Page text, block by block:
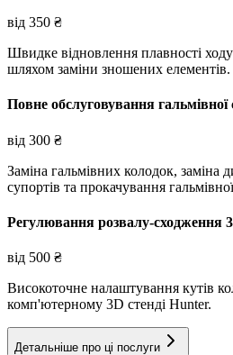
від 350 ₴
Швидке відновлення плавності ходу
шляхом заміни зношених елементів.
Повне обслуговування гальмівної
від 300 ₴
Заміна гальмівних колодок, заміна
супортів та прокачування
Регулювання розвалу-сходження
від 500 ₴
Високоточне налаштування кутів
комп'ютерному 3D стенді Hunter.
Детальніше про ці послуги